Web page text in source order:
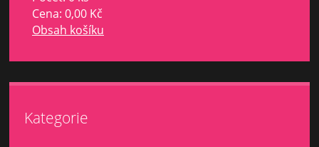
Cena: 0,00 Kč
Obsah košíku
Kategorie